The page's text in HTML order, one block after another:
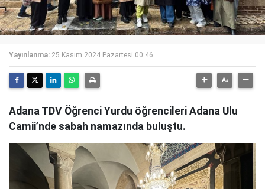
Yayınlanma: 25 Kasım 2024 Pazartesi 00:46
Adana TDV Öğrenci Yurdu öğrencileri Adana Ulu
Camii’nde sabah namazında buluştu.